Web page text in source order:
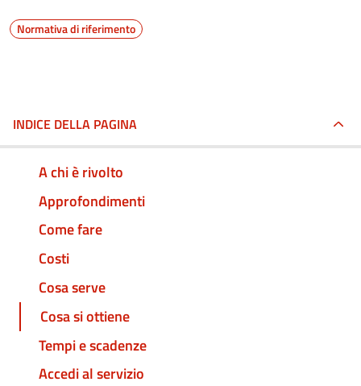
Normativa di riferimento
INDICE DELLA PAGINA
A chi è rivolto
Approfondimenti
Come fare
Costi
Cosa serve
Cosa si ottiene
Tempi e scadenze
Accedi al servizio